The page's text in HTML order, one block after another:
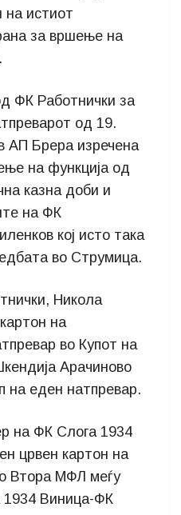
на истиот
за вршење на
ФК Работнички за
од 19.
АП Брера изречена
на функција од
казна доби и
на ФК
кој исто така
во Струмица.
Никола
на
во Купот на
Арачиново
на еден натпревар.
на ФК Слога 1934
црвен картон на
Втора МФЛ меѓу
1934 Виница-ФК